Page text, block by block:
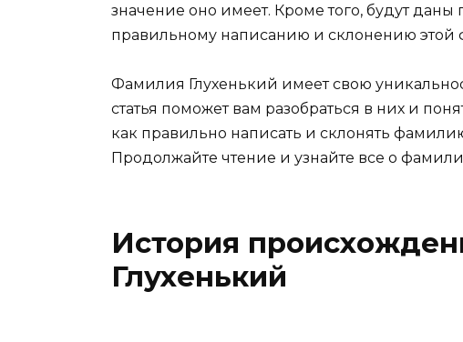
значение оно имеет. Кроме того, будут
правильному написанию и склонению этой
Фамилия Глухенький имеет свою
статья поможет вам разобраться в них и
как правильно написать и склонять
Продолжайте чтение и узнайте все о
История
Глухенький